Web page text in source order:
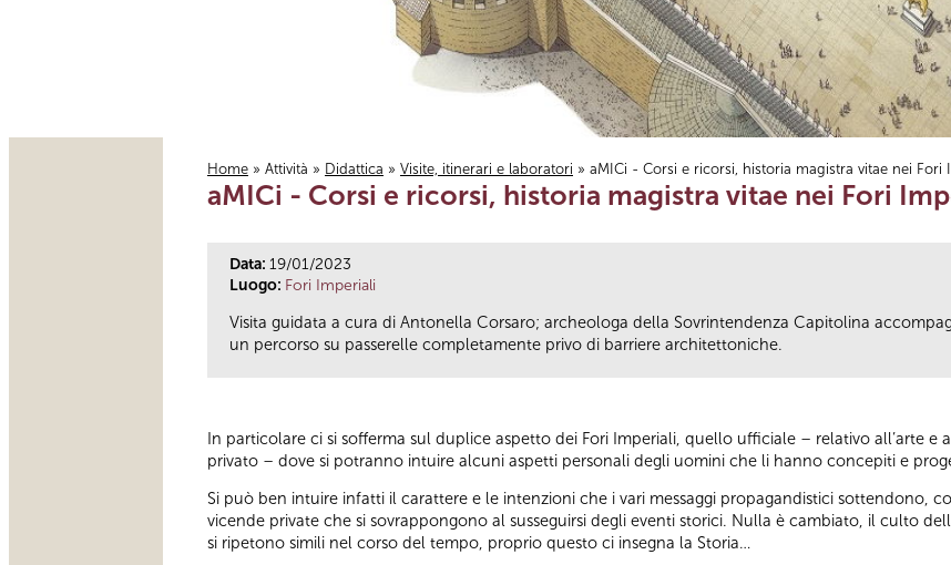
Tu sei qui
Home » Attività » Didattica » Visite, itinerari e laboratori » aMICi - Corsi e ricorsi, historia magistra vitae nei Fori
aMICi - Corsi e ricorsi, historia magistra vitae nei Fori
Data: 19/01/2023
Luogo: Fori Imperiali
Visita guidata a cura di Antonella Corsaro; archeologa della Sovrintendenza Capitolina
un percorso su passerelle completamente privo di barriere architettoniche.
In particolare ci si sofferma sul duplice aspetto dei Fori Imperiali, quello ufficiale – relativo all’arte
privato – dove si potranno intuire alcuni aspetti personali degli uomini che li hanno concepiti e
Si può ben intuire infatti il carattere e le intenzioni che i vari messaggi propagandistici sottendono,
vicende private che si sovrappongono al susseguirsi degli eventi storici. Nulla è cambiato, il culto
si ripetono simili nel corso del tempo, proprio questo ci insegna la Storia…